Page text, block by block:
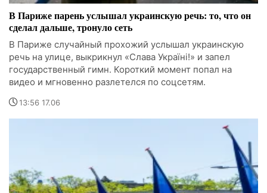
В Париже парень услышал украинскую речь: то, что он
сделал дальше, тронуло сеть
В Париже случайный прохожий услышал украинскую
речь на улице, выкрикнул «Слава Україні!» и запел
государственный гимн. Короткий момент попал на
видео и мгновенно разлетелся по соцсетям.
13:56 17.06